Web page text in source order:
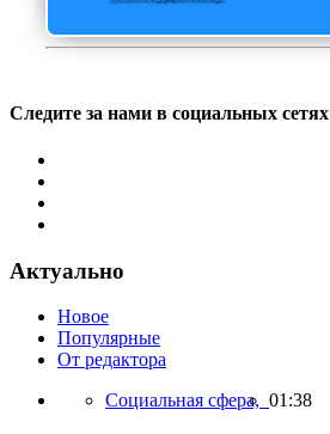
Следите за нами в социальных сетях
Актуально
Новое
Популярные
От редактора
Социальная сфера, 01:38